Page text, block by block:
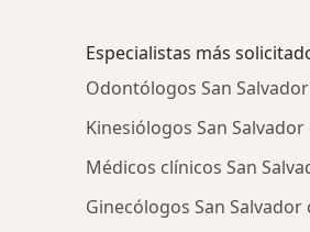
Especialistas más
Odontólogos San
Kinesiólogos San Salvador
Médicos clínicos San
Ginecólogos San Salvador